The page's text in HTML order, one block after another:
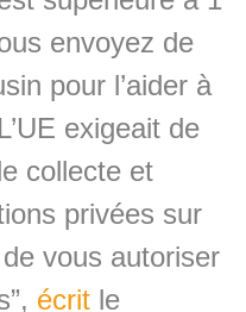
envoyez de
pour l’aider à
exigeait de
collecte et
privées sur
vous autoriser
écrit le